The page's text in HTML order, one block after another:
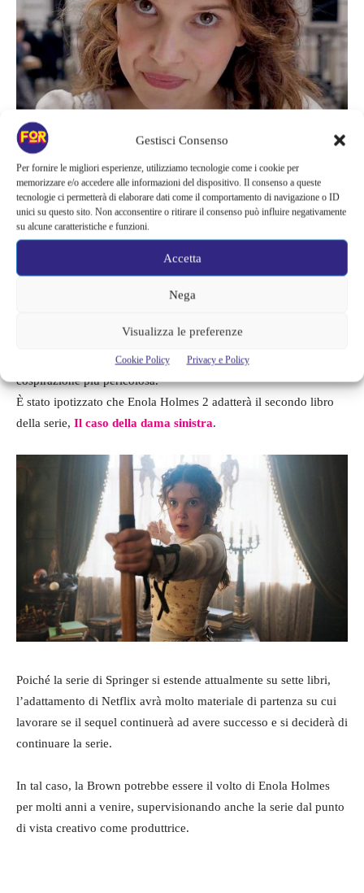
Gestisci Consenso
Per fornire le migliori esperienze, utilizziamo tecnologie come i cookie per
memorizzare e/o accedere alle informazioni del dispositivo. Il consenso a queste
tecnologie ci permetterà di elaborare dati come il comportamento di navigazione o ID
unici su questo sito. Non acconsentire o ritirare il consenso può influire negativamente
su alcune caratteristiche e funzioni.
Accetta
Nega
Visualizza le preferenze
Cookie Policy Privacy e Policy
La star di Stranger Thingsha prodotto il primo film di Enola
Holmes a 16 anni insieme alla sorella maggiore, Paige Brown, e
ad altri tre co-produttori, che sono tornati per il sequel. Non si sa
molto della storia del sequel, ma una
Holmes 2 rilasciata all’inizio dell’anno da Netflix
protagonista seguirà le orme del fratello maggiore e diventerà
Il sequel vedrà Enola impegnata nel suo primo caso ufficiale alla
ricerca di una ragazza scomparsa che porterà alla luce una
cospirazione più pericolosa.
È stato ipotizzato che Enola Holmes 2 adatterà il secondo libro
della serie, Il caso della dama sinistra.
Poiché la serie di Springer si estende attualmente su sette libri,
l’adattamento di Netflix avrà molto materiale di partenza su cui
lavorare se il sequel continuerà ad avere successo e si deciderà di
continuare la serie.
In tal caso, la Brown potrebbe essere il volto di Enola Holmes
per molti anni a venire, supervisionando anche la serie dal punto
di vista creativo come produttrice.